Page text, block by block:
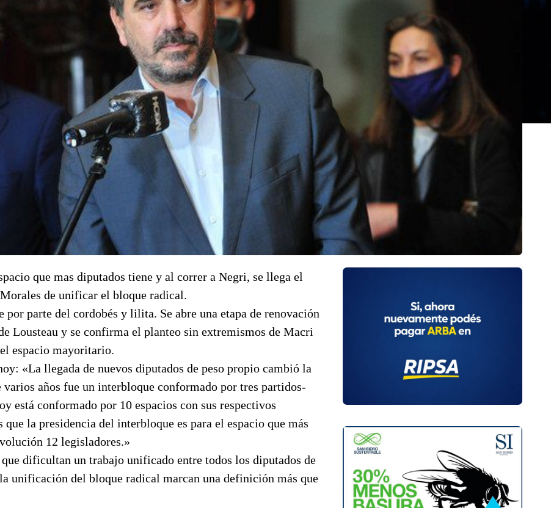
que mas diputados tiene y al correr a Negri, se llega el
de unificar el bloque radical.
por parte del cordobés y lilita. Se abre una etapa de renovación
Lousteau y se confirma el planteo sin extremismos de Macri
espacio mayoritario.
«La llegada de nuevos diputados de peso propio cambió la
varios años fue un interbloque conformado por tres partidos-
conformado por 10 espacios con sus respectivos
la presidencia del interbloque es para el espacio que más
12 legisladores.»
dificultan un trabajo unificado entre todos los diputados de
unificación del bloque radical marcan una definición más que